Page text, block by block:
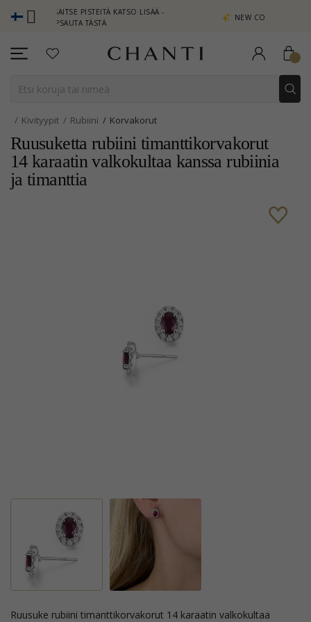
ANSAITSE PISTEITÄ KATSO LISÄÄ -
NAPSAUTA TÄSTÄ
NEW COLLECTION | AURA
Kivityypit Rubiini Korvakorut
Ruusuketta rubiini timanttikorvakorut
14 karaatin valkokultaa kanssa rubiinia
ja timanttia
ruusuke rubiini timanttikorvakorut 14 karaatin valkokultaa